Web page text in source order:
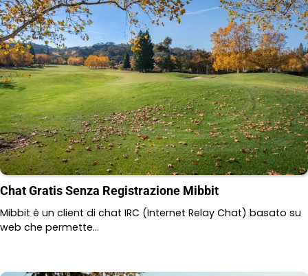
Chat Gratis Senza Registrazione Mibbit
Mibbit è un client di chat IRC (Internet Relay Chat) basato su
web che permette…